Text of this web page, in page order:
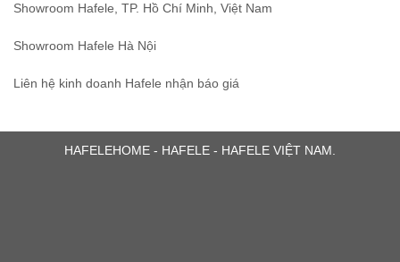
Showroom Hafele, TP. Hồ Chí Minh, Việt Nam
Showroom Hafele Hà Nội
Liên hệ kinh doanh Hafele nhận báo giá
HAFELEHOME - HAFELE - HAFELE VIỆT NAM.